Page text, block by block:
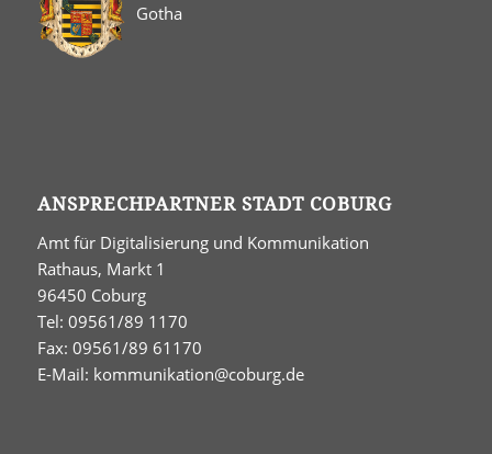
Gotha
ANSPRECHPARTNER STADT COBURG
Amt für Digitalisierung und Kommunikation
Rathaus, Markt 1
96450 Coburg
Tel: 09561/89 1170
Fax: 09561/89 61170
E-Mail: kommunikation@coburg.de